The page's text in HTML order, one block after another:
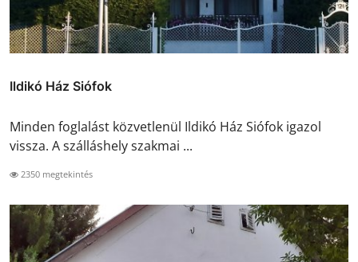
Ildikó Ház Siófok
Minden foglalást közvetlenül Ildikó Ház Siófok igazol
vissza. A szálláshely szakmai ...
2350 megtekintés